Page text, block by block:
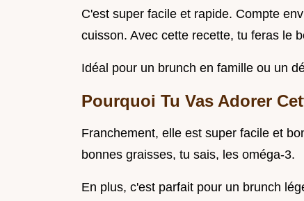
C'est super facile et rapide. Compte
cuisson. Avec cette recette, tu feras le
Idéal pour un brunch en famille ou un
Pourquoi Tu Vas Adorer
Franchement, elle est super facile et
bonnes graisses, tu sais, les oméga-3.
En plus, c'est parfait pour un brunch